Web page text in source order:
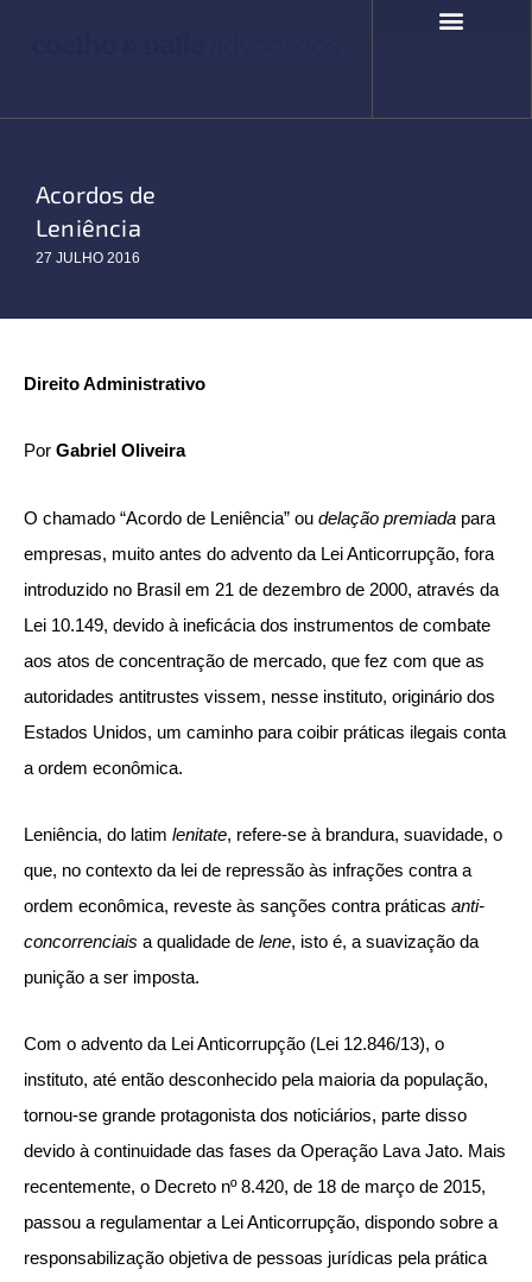
Acordos de
Leniência
27 JULHO 2016
Direito Administrativo
Por Gabriel Oliveira
O chamado “Acordo de Leniência” ou delação premiada para
empresas, muito antes do advento da Lei Anticorrupção, fora
introduzido no Brasil em 21 de dezembro de 2000, através da
Lei 10.149, devido à ineficácia dos instrumentos de combate
aos atos de concentração de mercado, que fez com que as
autoridades antitrustes vissem, nesse instituto, originário dos
Estados Unidos, um caminho para coibir práticas ilegais conta
a ordem econômica.
Leniência, do latim lenitate, refere-se à brandura, suavidade, o
que, no contexto da lei de repressão às infrações contra a
ordem econômica, reveste às sanções contra práticas anti-
concorrenciais a qualidade de lene, isto é, a suavização da
punição a ser imposta.
Com o advento da Lei Anticorrupção (Lei 12.846/13), o
instituto, até então desconhecido pela maioria da população,
tornou-se grande protagonista dos noticiários, parte disso
devido à continuidade das fases da Operação Lava Jato. Mais
recentemente, o Decreto nº 8.420, de 18 de março de 2015,
passou a regulamentar a Lei Anticorrupção, dispondo sobre a
responsabilização objetiva de pessoas jurídicas pela prática